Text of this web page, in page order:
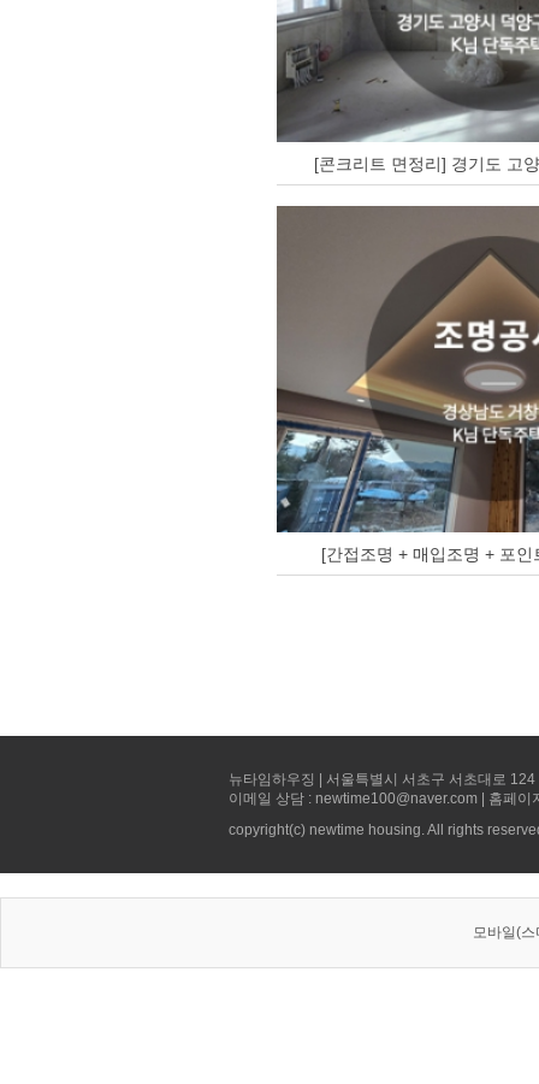
[콘크리트 면정리] 경기도 고
[간접조명 + 매입조명 + 포
뉴타임하우징 | 서울특별시 서초구 서초대로
이메일 상담 : newtime100@naver.com | 홈페
copyright(c) newtime housing. All rights
모바일(